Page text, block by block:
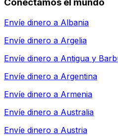
Conectamos el mundo
Envíe dinero a Albania
Envíe dinero a Argelia
Envíe dinero a Antigua y
Envíe dinero a Argentina
Envíe dinero a Armenia
Envíe dinero a Australia
Envíe dinero a Austria